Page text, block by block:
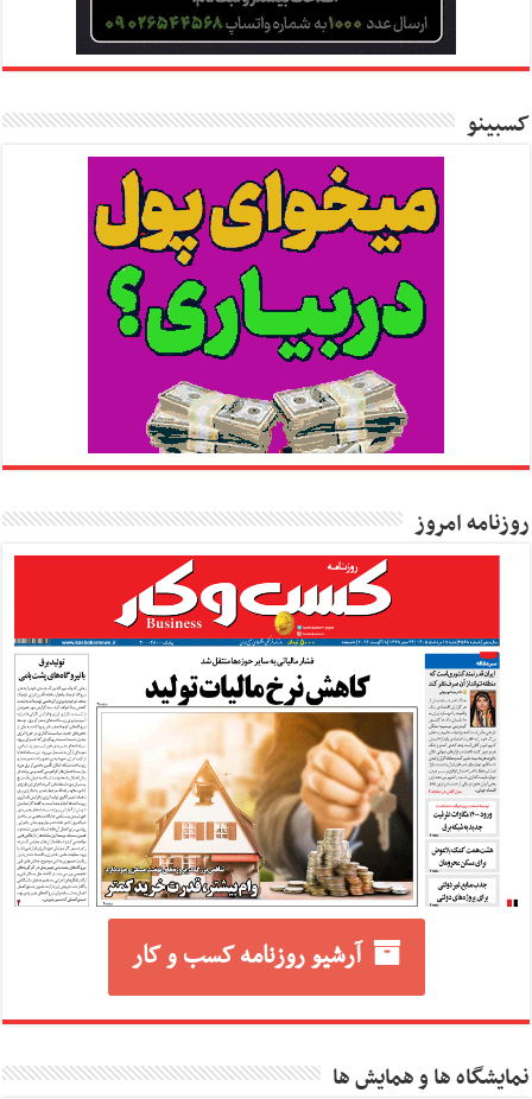
کسبینو
روزنامه امروز
آرشیو روزنامه کسب و کار
نمایشگاه ها و همایش ها